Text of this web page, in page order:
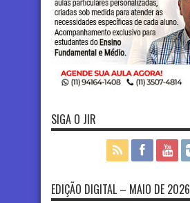
SIGA O JIR
EDIÇÃO DIGITAL – MAIO DE 2026